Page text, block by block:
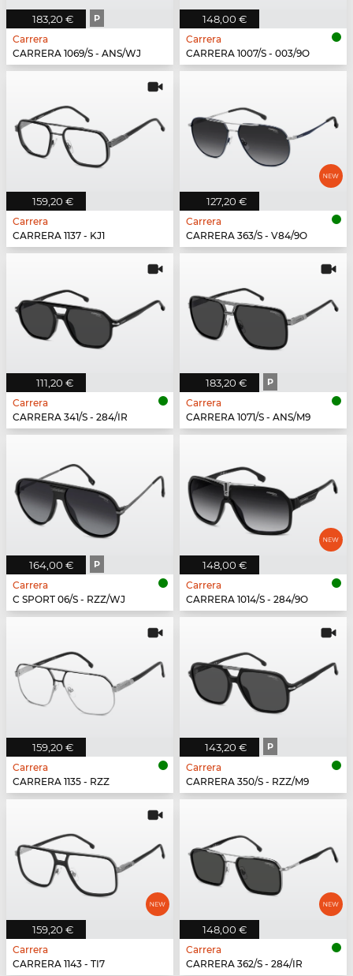
183,20 € P
Carrera
CARRERA 1069/S - ANS/WJ
148,00 €
Carrera
CARRERA 1007/S - 003/9O
159,20 €
Carrera
CARRERA 1137 - KJ1
127,20 €
Carrera
CARRERA 363/S - V84/9O
111,20 €
Carrera
CARRERA 341/S - 284/IR
183,20 € P
Carrera
CARRERA 1071/S - ANS/M9
164,00 € P
Carrera
C SPORT 06/S - RZZ/WJ
148,00 €
Carrera
CARRERA 1014/S - 284/9O
159,20 €
Carrera
CARRERA 1135 - RZZ
143,20 € P
Carrera
CARRERA 350/S - RZZ/M9
159,20 €
Carrera
CARRERA 1143 - TI7
148,00 €
Carrera
CARRERA 362/S - 284/IR